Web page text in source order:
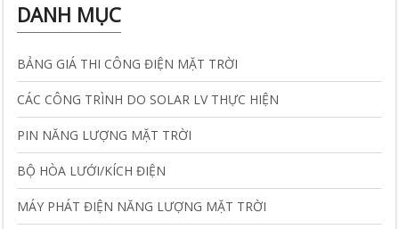
DANH MỤC
BẢNG GIÁ THI CÔNG ĐIỆN MẶT TRỜI
CÁC CÔNG TRÌNH DO SOLAR LV THỰC HIỆN
PIN NĂNG LƯỢNG MẶT TRỜI
BỘ HÒA LƯỚI/KÍCH ĐIỆN
MÁY PHÁT ĐIỆN NĂNG LƯỢNG MẶT TRỜI